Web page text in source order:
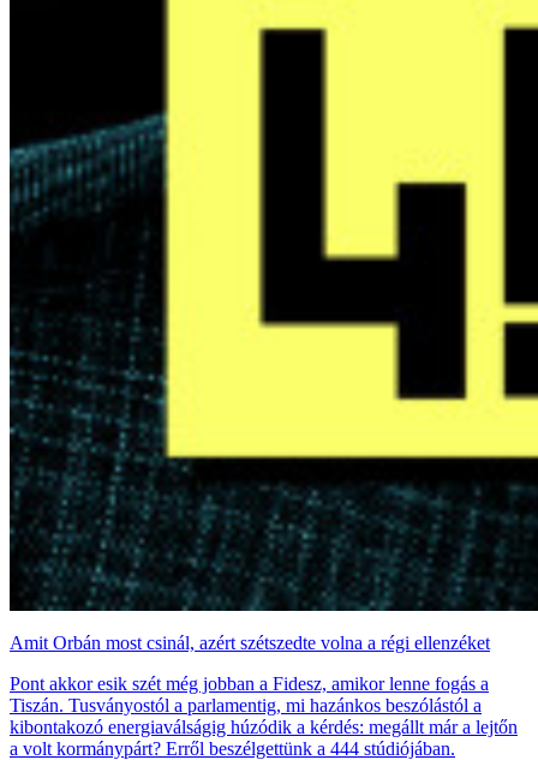
Amit Orbán most csinál, azért szétszedte volna a régi ellenzéket
Pont akkor esik szét még jobban a Fidesz, amikor lenne fogás a
Tiszán. Tusványostól a parlamentig, mi hazánkos beszólástól a
kibontakozó energiaválságig húzódik a kérdés: megállt már a lejtőn
a volt kormánypárt? Erről beszélgettünk a 444 stúdiójában.